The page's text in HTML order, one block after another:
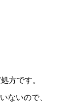
方です。
ないので、